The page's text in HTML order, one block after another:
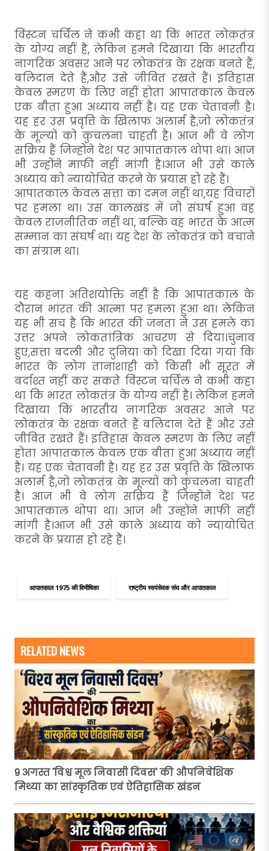
विंस्टन चर्चिल ने कभी कहा था कि भारत लोकतंत्र
के योग्य नहीं है, लेकिन हमने दिखाया कि भारतीय
नागरिक अवसर आने पर लोकतंत्र के रक्षक बनते हैं,
बलिदान देते हैं,और उसे जीवित रखते हैं। इतिहास
केवल स्मरण के लिए नहीं होता आपातकाल केवल
एक बीता हुआ अध्याय नहीं है। यह एक चेतावनी है।
यह हर उस प्रवृत्ति के खिलाफ अलार्म है,जो लोकतंत्र
के मूल्यों को कुचलना चाहती है। आज भी वे लोग
सक्रिय हैं जिन्होंने देश पर आपातकाल थोपा था। आज
भी उन्होंने माफी नहीं मांगी है।आज भी उसे काले
अध्याय को न्यायोचित करने के प्रयास हो रहे हैं।
आपातकाल केवल सत्ता का दमन नहीं था,यह विचारों
पर हमला था। उस कालखंड में जो संघर्ष हुआ वह
केवल राजनीतिक नहीं था, बल्कि वह भारत के आत्म
सम्मान का संघर्ष था। यह देश के लोकतंत्र को बचाने
का संग्राम था।
यह कहना अतिशयोक्ति नहीं है कि आपातकाल के
दौरान भारत की आत्मा पर हमला हुआ था। लेकिन
यह भी सच है कि भारत की जनता ने उस हमले का
उत्तर अपने लोकतांत्रिक आचरण से दिया।चुनाव
हुए,सत्ता बदली और दुनिया को दिखा दिया गया कि
भारत के लोग तानाशाही को किसी भी सूरत में
बर्दाश्त नहीं कर सकते विंस्टन चर्चिल ने कभी कहा
था कि भारत लोकतंत्र के योग्य नहीं है। लेकिन हमने
दिखाया कि भारतीय नागरिक अवसर आने पर
लोकतंत्र के रक्षक बनते हैं बलिदान देते हैं और उसे
जीवित रखते हैं। इतिहास केवल स्मरण के लिए नहीं
होता आपातकाल केवल एक बीता हुआ अध्याय नहीं
है। यह एक चेतावनी है। यह हर उस प्रवृत्ति के खिलाफ
अलार्म है,जो लोकतंत्र के मूल्यों को कुचलना चाहती
है। आज भी वे लोग सक्रिय हैं जिन्होंने देश पर
आपातकाल थोपा था। आज भी उन्होंने माफी नहीं
मांगी है।आज भी उसे काले अध्याय को न्यायोचित
करने के प्रयास हो रहे हैं।
आपातकाल 1975 की विभीषिका राष्ट्रीय स्वयंसेवक संघ और आपातकाल
RELATED NEWS
9 अगस्त 'विश्व मूल निवासी दिवस' की औपनिवेशिक
मिथ्या का सांस्कृतिक एवं ऐतिहासिक खंडन